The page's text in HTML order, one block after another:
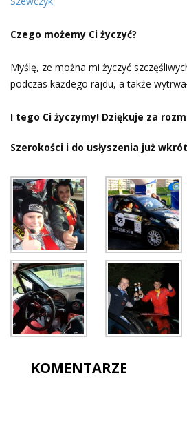
Czego możemy Ci życzyć?
Myślę, ze można mi życzyć
podczas każdego rajdu, a także
I tego Ci życzymy! Dziękuje za
Szerokości i do usłyszenia już
KOMENTARZE